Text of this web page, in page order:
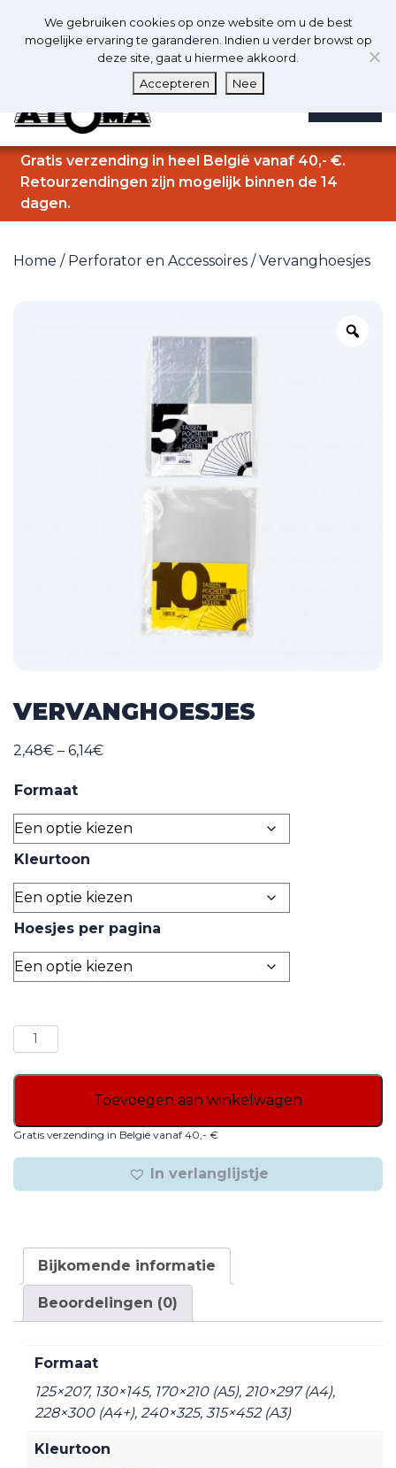
0 0
Gratis verzending in heel België vanaf 40,- €.
Retourzendingen zijn mogelijk binnen de 14
dagen.
Home / Perforator en Accessoires / Vervanghoesjes
VERVANGHOESJES
2,48€ – 6,14€Price
through
6,14€
Formaat
Kleurtoon
Hoesjes per pagina
Vervanghoesjes
aantal
Toevoegen aan winkelwagen
Gratis verzending in België vanaf 40,- €
In verlanglijstje
Bijkomende informatie
Beoordelingen (0)
Formaat
125×207, 130×145, 170×210 (A5), 210×297 (A4),
228×300 (A4+), 240×325, 315×452 (A3)
Kleurtoon
We gebruiken cookies op onze website om u de best
mogelijke ervaring te garanderen. Indien u verder browst op
deze site, gaat u hiermee akkoord.
Accepteren
Nee